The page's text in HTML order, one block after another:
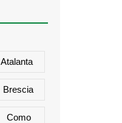
Atalanta
Brescia
Como